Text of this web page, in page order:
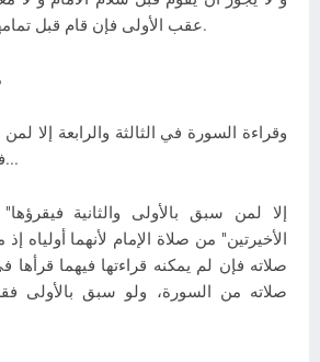
عقب الأولى فإن قام قبل تمامها عامدا بطلت صلاته.
وقراءة السورة في الثالثة والرابعة إلا لمن
فيقرؤها في الأخيرتين...
الأخيرتين" من صلاة الإمام لأنهما أولياه
صلاته فإن لم يمكنه قراءتها فيهما قرأها
صلاته من السورة، ولو سبق بالأولى